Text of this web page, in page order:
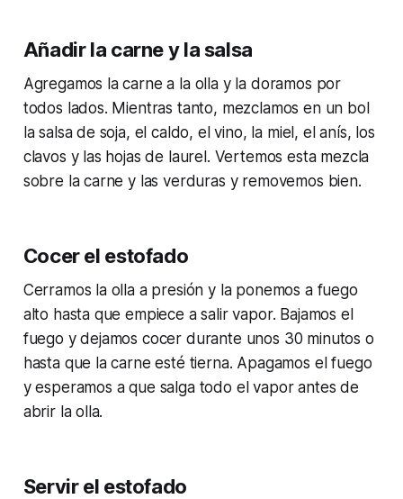
Añadir la carne y la salsa
Agregamos la carne a la olla y la doramos por
todos lados. Mientras tanto, mezclamos en un bol
la salsa de soja, el caldo, el vino, la miel, el anís, los
clavos y las hojas de laurel. Vertemos esta mezcla
sobre la carne y las verduras y removemos bien.
Cocer el estofado
Cerramos la olla a presión y la ponemos a fuego
alto hasta que empiece a salir vapor. Bajamos el
fuego y dejamos cocer durante unos 30 minutos o
hasta que la carne esté tierna. Apagamos el fuego
y esperamos a que salga todo el vapor antes de
abrir la olla.
Servir el estofado